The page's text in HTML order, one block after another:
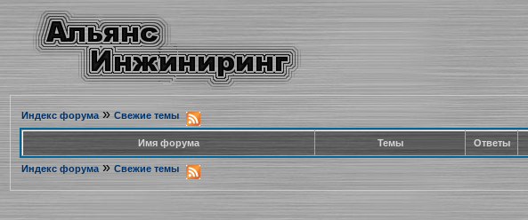
Индекс форума» Свежие темы
Имя форума Темы Ответы
Индекс форума » Свежие темы